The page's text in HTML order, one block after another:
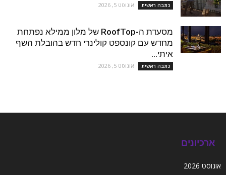
כתבה ראשית אוגוסט 5, 2026
מסעדת ה-RoofTop של מלון ממילא נפתחת
מחדש עם קונספט קולינרי חדש בהובלת השף
איתי...
כתבה ראשית אוגוסט 5, 2026
ארכיונים
אוגוסט 2026